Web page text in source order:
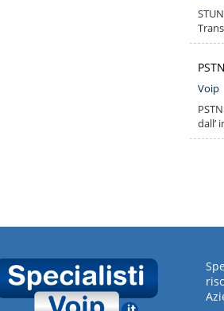
PSTN
Voip
dall’